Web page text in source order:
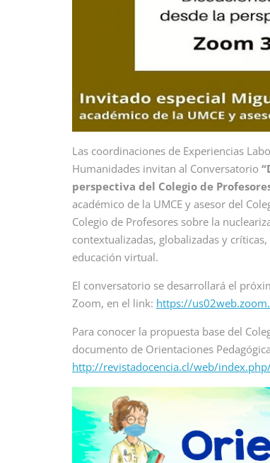
Las coordinaciones de Experiencias
Humanidades invitan al Conversatorio
perspectiva del Colegio de
académico de la UMCE y asesor del
Colegio de Profesores sobre la
contextualizadas, globalizadas y
educación virtual.
El conversatorio se desarrollará el
Zoom, en el link: https://
Para conocer la propuesta base del
documento de Orientaciones
http://revistadocencia.cl/web/